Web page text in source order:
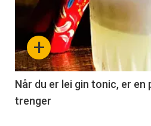
akkurat
nå
-
2
+
Når du er lei gin tonic, er en
trenger